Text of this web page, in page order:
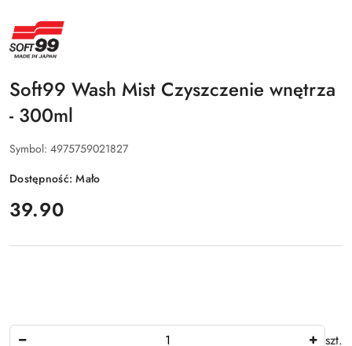
NAZWA
PRODUCENTA:
SOFT99
Soft99 Wash Mist Czyszczenie wnętrza
- 300ml
Symbol: 4975759021827
Dostępność:Mało
cena:
39.90
szt.